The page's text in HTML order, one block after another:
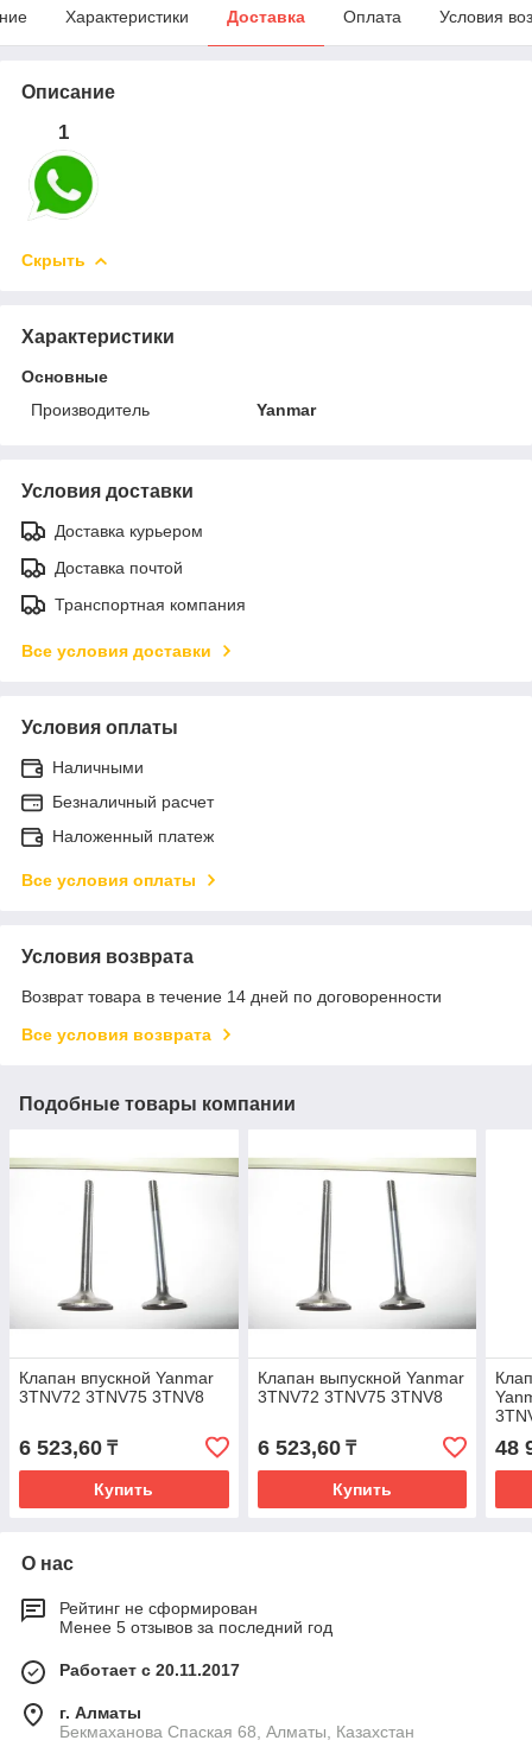
Характеристики Доставка Оплата Условия
Описание
1
Скрыть
Характеристики
Основные
Производитель
Yanmar
Условия доставки
Доставка курьером
Доставка почтой
Транспортная компания
Все условия доставки
Условия оплаты
Наличными
Безналичный расчет
Наложенный платеж
Все условия оплаты
Условия возврата
Возврат товара в течение 14 дней по договоренности
Все условия возврата
Подобные товары компании
Клапан впускной Yanmar
3TNV72 3TNV75 3TNV8
6 523,60 ₸
Купить
Клапан выпускной Yanmar
3TNV72 3TNV75 3TNV8
6 523,60₸
Купить
48
О нас
Рейтинг не сформирован
Менее 5 отзывов за последний год
Работает с 20.11.2017
г. Алматы
Бекмаханова Спаская 68, Алматы, Казахстан